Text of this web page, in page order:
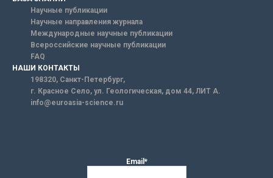
Научные публикации
Научные направления журнала
Международные научные публикации
Всероссийские научные публикации
FAQ
НАШИ КОНТАКТЫ
198320, Санкт-Петербург,
г. Красное Село, ул. Геологическая, дом 44, ЛИТ А.
info@euroasia-science.ru
Email*